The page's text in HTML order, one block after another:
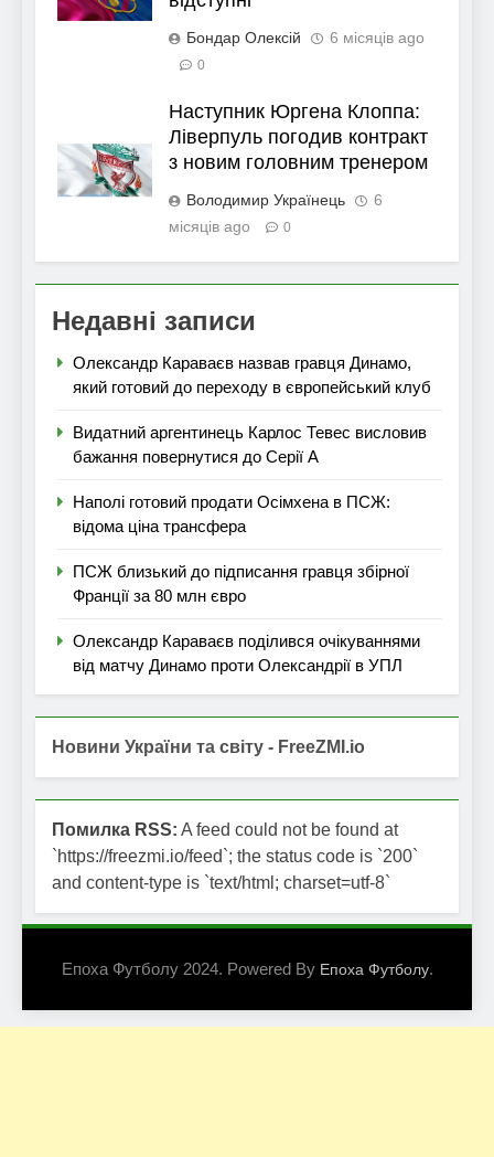
Бондар Олексій 6 місяців ago
0
Наступник Юргена Клоппа:
Ліверпуль погодив контракт
з новим головним тренером
Володимир Українець
6
місяців ago
0
Недавні записи
Олександр Караваєв назвав гравця Динамо,
який готовий до переходу в європейський клуб
Видатний аргентинець Карлос Тевес висловив
бажання повернутися до Серії А
Наполі готовий продати Осімхена в ПСЖ:
відома ціна трансфера
ПСЖ близький до підписання гравця збірної
Франції за 80 млн євро
Олександр Караваєв поділився очікуваннями
від матчу Динамо проти Олександрії в УПЛ
Новини України та світу - FreeZMI.io
Помилка RSS: A feed could not be found at
`https://freezmi.io/feed`; the status code is `200`
and content-type is `text/html; charset=utf-8`
Епоха Футболу 2024. Powered By Епоха Футболу.